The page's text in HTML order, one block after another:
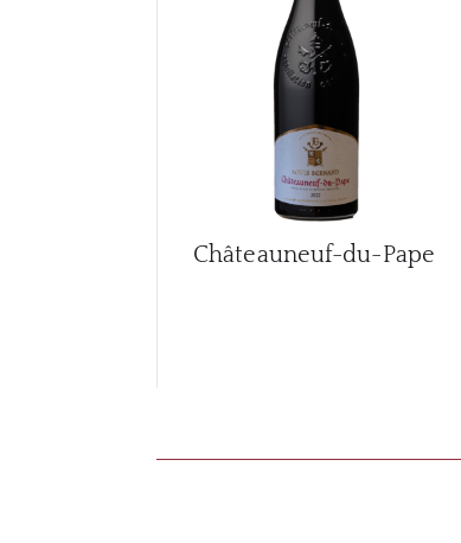
Châteauneuf-du-Pape